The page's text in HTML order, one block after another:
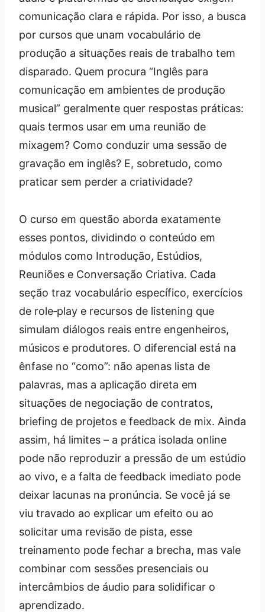
comunicação clara e rápida. Por isso, a busca
por cursos que unam vocabulário de
produção a situações reais de trabalho tem
disparado. Quem procura “Inglês para
comunicação em ambientes de produção
musical” geralmente quer respostas práticas:
quais termos usar em uma reunião de
mixagem? Como conduzir uma sessão de
gravação em inglês? E, sobretudo, como
praticar sem perder a criatividade?
O curso em questão aborda exatamente
esses pontos, dividindo o conteúdo em
módulos como Introdução, Estúdios,
Reuniões e Conversação Criativa. Cada
seção traz vocabulário específico, exercícios
de role‑play e recursos de listening que
simulam diálogos reais entre engenheiros,
músicos e produtores. O diferencial está na
ênfase no “como”: não apenas lista de
palavras, mas a aplicação direta em
situações de negociação de contratos,
briefing de projetos e feedback de mix. Ainda
assim, há limites – a prática isolada online
pode não reproduzir a pressão de um estúdio
ao vivo, e a falta de feedback imediato pode
deixar lacunas na pronúncia. Se você já se
viu travado ao explicar um efeito ou ao
solicitar uma revisão de pista, esse
treinamento pode fechar a brecha, mas vale
combinar com sessões presenciais ou
intercâmbios de áudio para solidificar o
aprendizado.